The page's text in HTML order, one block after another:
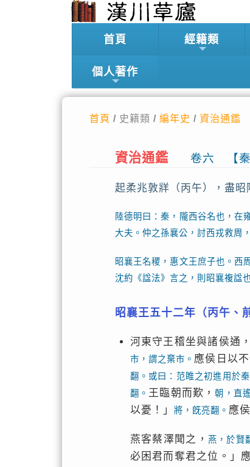
首頁 經籍類
個人著作
首頁 / 史籍類 / 編年史 / 資治通鑑
資治通鑑 卷六 【秦
起柔兆敦牂（丙午），盡昭
陸德明曰：秦，隴西谷名也，在
大夫。仲之孫襄公，討西戎救周
昭襄王名稷，惠文王庶子也。西
沈約《諡法》言之，則昭襄複諡
昭襄王五十二年（丙午、
河東守王稽坐與諸侯通
市，謂之棄市。 應侯日以不
翻。或曰：范睢之初進用於
翻。 王臨朝而歎，朝，直
以憂！」
將，旣亮翻。 應
燕客蔡澤聞之， 燕，於賢
必困君而奪君之位。」